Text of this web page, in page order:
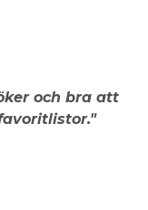
och bra att